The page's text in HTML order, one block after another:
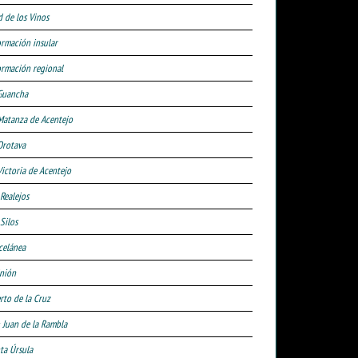
de los Vinos
insular
regional
de Acentejo
de Acentejo
de la Cruz
Juan de la Rambla
Úrsula